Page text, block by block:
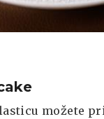
možete